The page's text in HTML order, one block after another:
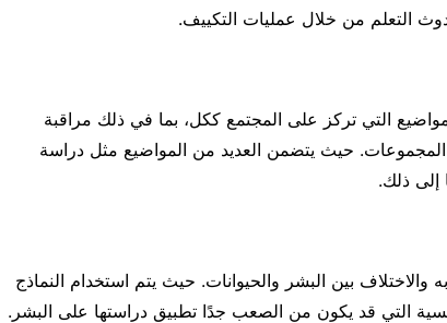
التعلم من خلال عمليات التكييف.
التي تركز على المجتمع ككل، بما في ذلك مراقبة
المجموعات. حيث يتضمن العديد من المواضيع مثل دراسة
إلى ذلك.
بين البشر والحيوانات. حيث يتم استخدام النماذج
التي قد يكون من الصعب جدًا تطبيق دراستها على البشر.